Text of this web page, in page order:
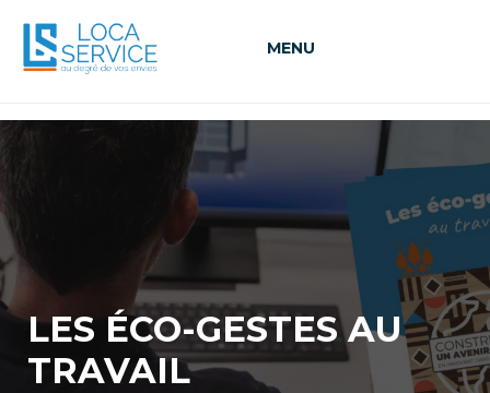
MENU
LES ÉCO-GESTES AU
TRAVAIL